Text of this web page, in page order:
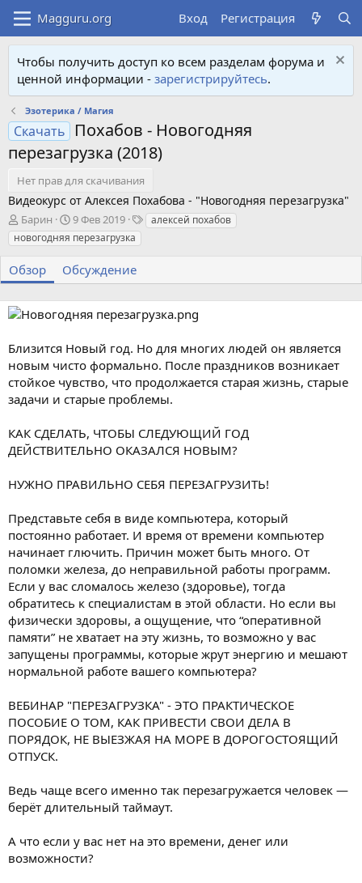
Вход Регистрация
Чтобы получить доступ ко всем разделам форума и
ценной информации - зарегистрируйтесь.
Эзотерика / Магия
Скачать
Похабов - Новогодняя
перезагрузка (2018)
Нет прав для скачивания
Видеокурс от Алексея Похабова - "Новогодняя перезагрузка"
А
в
т
о
р
Барин
Д
а
т
а
с
д
н
и
я
9 Фев 2019
Т алексей похабов
новогодняя перезагрузка
Обзор Обсуждение
Близится Новый год. Но для многих людей он является
новым чисто формально. После праздников возникает
стойкое чувство, что продолжается старая жизнь, старые
задачи и старые проблемы.
КАК СДЕЛАТЬ, ЧТОБЫ СЛЕДУЮЩИЙ ГОД
ДЕЙСТВИТЕЛЬНО ОКАЗАЛСЯ НОВЫМ?
НУЖНО ПРАВИЛЬНО СЕБЯ ПЕРЕЗАГРУЗИТЬ!
Представьте себя в виде компьютера, который
постоянно работает. И время от времени компьютер
начинает глючить. Причин может быть много. От
поломки железа, до неправильной работы программ.
Если у вас сломалось железо (здоровье), тогда
обратитесь к специалистам в этой области. Но если вы
физически здоровы, а ощущение, что “оперативной
памяти” не хватает на эту жизнь, то возможно у вас
запущены программы, которые жрут энергию и мешают
нормальной работе вашего компьютера?
ВЕБИНАР "ПЕРЕЗАГРУЗКА" - ЭТО ПРАКТИЧЕСКОЕ
ПОСОБИЕ О ТОМ, КАК ПРИВЕСТИ СВОИ ДЕЛА В
ПОРЯДОК, НЕ ВЫЕЗЖАЯ НА МОРЕ В ДОРОГОСТОЯЩИЙ
ОТПУСК.
Ведь чаще всего именно так перезагружается человек —
берёт длительный таймаут.
А что если у вас нет на это времени, денег или
возможности?